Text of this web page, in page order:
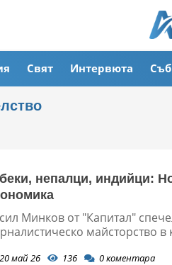
Свят Интервюта
непалци, индийци:
Минков от "Капитал"
майсторство
20 май 26 136 0коментара